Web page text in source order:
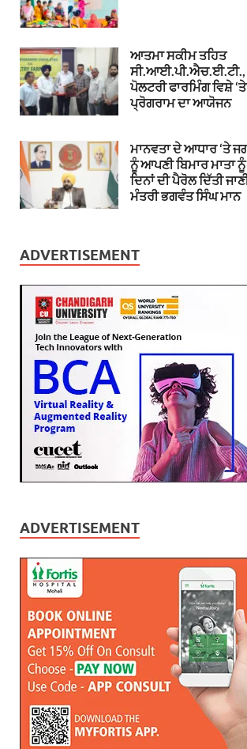
ਆਤਮਾ ਸਕੀਮ ਤਹਿਤ
ਸੀ.ਆਈ.ਪੀ.ਐਚ.ਈ.ਟੀ.,
ਪੋਲਟਰੀ ਫਾਰਮਿੰਗ ਵਿਸ਼ੇ
ਪ੍ਰੋਗਰਾਮ ਦਾ ਆਯੋਜਨ
ਮਾਨਵਤਾ ਦੇ ਆਧਾਰ ‘ਤੇ
ਨੂੰ ਆਪਣੀ ਬਿਮਾਰ ਮਾਤਾ
ਦਿਨਾਂ ਦੀ ਪੈਰੋਲ ਦਿੱਤੀ
ਮੰਤਰੀ ਭਗਵੰਤ ਸਿੰਘ ਮਾਨ
ADVERTISEMENT
ADVERTISEMENT